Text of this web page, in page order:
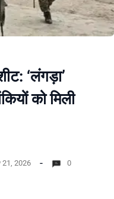
‘लंगड़ा’
को मिली
21, 2026 0